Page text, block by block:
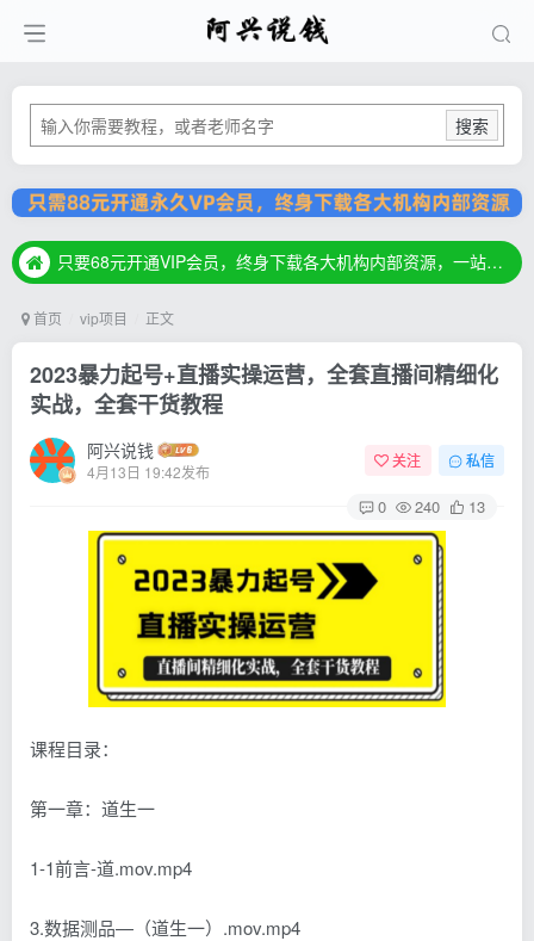
搜索
只要68元开通VIP会员，终身下载各大机构内部资源，一站式草根创业基地，最新最强网赚教程大全，小投入，大回报！
只要68元开通VIP会员，终身下载各大机构内部资源，一站式草根创业基地，最新最强网赚教程大全，小投入，大回报！
首页 vip项目 正文
2023暴力起号+直播实操运营，全套直播间精细化
实战，全套干货教程
阿兴说钱
4月13日 19:42发布
关注 私信
0 240 13
课程目录：
第一章：道生一
1-1前言-道.mov.mp4
3.数据测品—（道生一）.mov.mp4